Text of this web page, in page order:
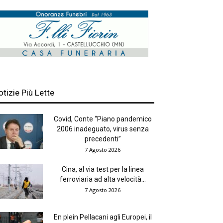
Più Lette
Covid, Conte “Piano pandemico
2006 inadeguato, virus senza
precedenti”
7 Agosto 2026
Cina, al via test per la linea
ferroviaria ad alta velocità...
7 Agosto 2026
En plein Pellacani agli Europei, il